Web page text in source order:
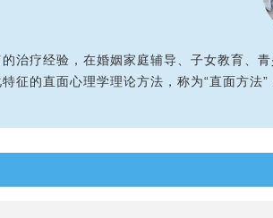
治疗经验，在婚姻家庭辅导、子女教育、
的直面心理学理论方法，称为“直面方法”